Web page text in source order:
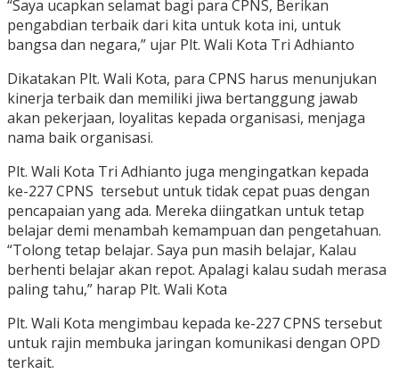
“Saya ucapkan selamat bagi para CPNS, Berikan
pengabdian terbaik dari kita untuk kota ini, untuk
bangsa dan negara,” ujar Plt. Wali Kota Tri Adhianto
Dikatakan Plt. Wali Kota, para CPNS harus menunjukan
kinerja terbaik dan memiliki jiwa bertanggung jawab
akan pekerjaan, loyalitas kepada organisasi, menjaga
nama baik organisasi.
Plt. Wali Kota Tri Adhianto juga mengingatkan kepada
ke-227 CPNS tersebut untuk tidak cepat puas dengan
pencapaian yang ada. Mereka diingatkan untuk tetap
belajar demi menambah kemampuan dan pengetahuan.
“Tolong tetap belajar. Saya pun masih belajar, Kalau
berhenti belajar akan repot. Apalagi kalau sudah merasa
paling tahu,” harap Plt. Wali Kota
Plt. Wali Kota mengimbau kepada ke-227 CPNS tersebut
untuk rajin membuka jaringan komunikasi dengan OPD
terkait.